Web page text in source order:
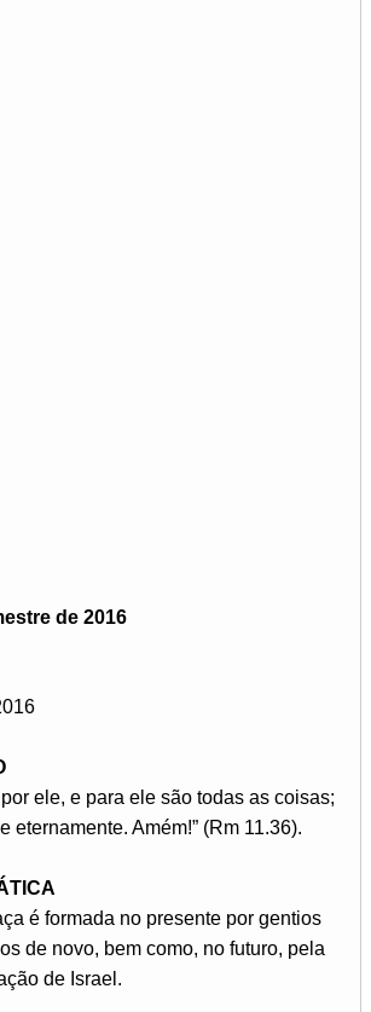
de 2016
ele, e para ele são todas as coisas;
eternamente. Amém!” (Rm 11.36).
é formada no presente por gentios
de novo, bem como, no futuro, pela
de Israel.